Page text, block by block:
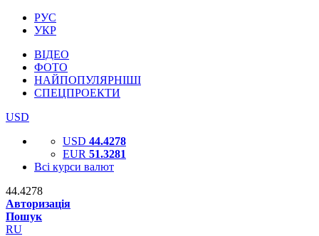
РУС
УКР
ВІДЕО
ФОТО
НАЙПОПУЛЯРНІШІ
СПЕЦПРОЕКТИ
USD
USD 44.4278
EUR 51.3281
Всі курси валют
44.4278
Авторизація
Пошук
RU